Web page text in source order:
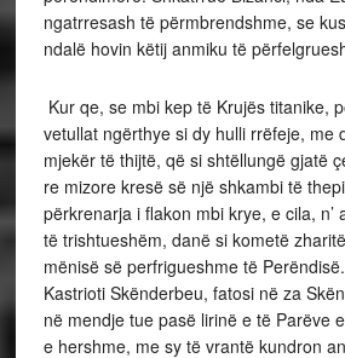
ngatrresash të përmbrendshme, se
ndalë hovin këtij anmiku të
Kur qe, se mbi kep të Krujës titanike,
vetullat ngërthye si dy hulli rrëfeje, me
mjekër të thijtë, që si shtëllungë gjatë
re mizore kresë së një shkambi të
përkrenarja i flakon mbi krye, e cila, n’
të trishtueshëm, danë si kometë
mënisë së perfrigueshme të
Kastrioti Skënderbeu, fatosi në za
në mendje tue pasë lirinë e të Parëve
e hershme, me sy të vrantë kundron